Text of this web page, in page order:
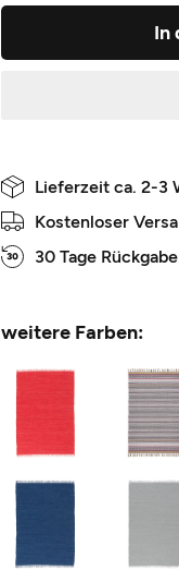
In
Lieferzeit ca. 2-3
Kostenloser
30 Tage
weitere Farben: